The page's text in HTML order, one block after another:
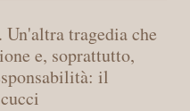
tragedia che
e, soprattutto,
il